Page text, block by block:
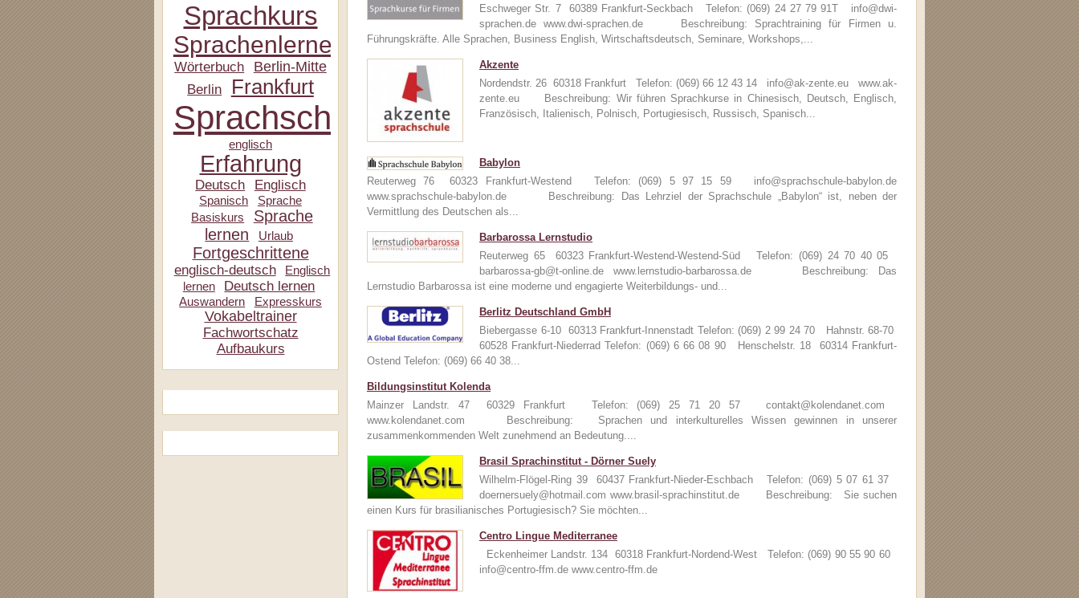
Sprachkurs
Sprachenlernen24
Wörterbuch Berlin-Mitte
Berlin Frankfurt
Sprachschule
englisch
Erfahrung
Deutsch Englisch
Spanisch
Sprache
Basiskurs
Sprache
lernen
Urlaub
Fortgeschrittene
englisch-deutsch
Englisch
lernen
Deutsch lernen
Auswandern Expresskurs
Vokabeltrainer
Fachwortschatz
Aufbaukurs
Eschweger Str. 7 60389 Frankfurt-Seckbach Telefon: (069) 24 27 79 91T info@dwi-
sprachen.de www.dwi-sprachen.de Beschreibung: Sprachtraining für Firmen u.
Führungskräfte. Alle Sprachen, Business English, Wirtschaftsdeutsch, Seminare, Workshops,...
Akzente
Nordendstr. 26 60318 Frankfurt Telefon: (069) 66 12 43 14 info@ak-zente.eu www.ak-
zente.eu Beschreibung: Wir führen Sprachkurse in Chinesisch, Deutsch, Englisch,
Französisch, Italienisch, Polnisch, Portugiesisch, Russisch, Spanisch...
Babylon
Reuterweg 76 60323 Frankfurt-Westend Telefon: (069) 5 97 15 59 info@sprachschule-babylon.de
www.sprachschule-babylon.de Beschreibung: Das Lehrziel der Sprachschule „Babylon“ ist, neben der
Vermittlung des Deutschen als...
Barbarossa Lernstudio
Reuterweg 65 60323 Frankfurt-Westend-Westend-Süd Telefon: (069) 24 70 40 05
barbarossa-gb@t-online.de www.lernstudio-barbarossa.de Beschreibung: Das
Lernstudio Barbarossa ist eine moderne und engagierte Weiterbildungs- und...
Berlitz Deutschland GmbH
Biebergasse 6-10 60313 Frankfurt-Innenstadt Telefon: (069) 2 99 24 70 Hahnstr. 68-70
60528 Frankfurt-Niederrad Telefon: (069) 6 66 08 90 Henschelstr. 18 60314 Frankfurt-
Ostend Telefon: (069) 66 40 38...
Bildungsinstitut Kolenda
Mainzer Landstr. 47 60329 Frankfurt Telefon: (069) 25 71 20 57 contakt@kolendanet.com
www.kolendanet.com Beschreibung: Sprachen und interkulturelles Wissen gewinnen in unserer
zusammenkommenden Welt zunehmend an Bedeutung....
Brasil Sprachinstitut - Dörner Suely
Wilhelm-Flögel-Ring 39 60437 Frankfurt-Nieder-Eschbach Telefon: (069) 5 07 61 37
doernersuely@hotmail.com www.brasil-sprachinstitut.de Beschreibung: Sie suchen
einen Kurs für brasilianisches Portugiesisch? Sie möchten...
Centro Lingue Mediterranee
Eckenheimer Landstr. 134 60318 Frankfurt-Nordend-West Telefon: (069) 90 55 90 60
info@centro-ffm.de www.centro-ffm.de